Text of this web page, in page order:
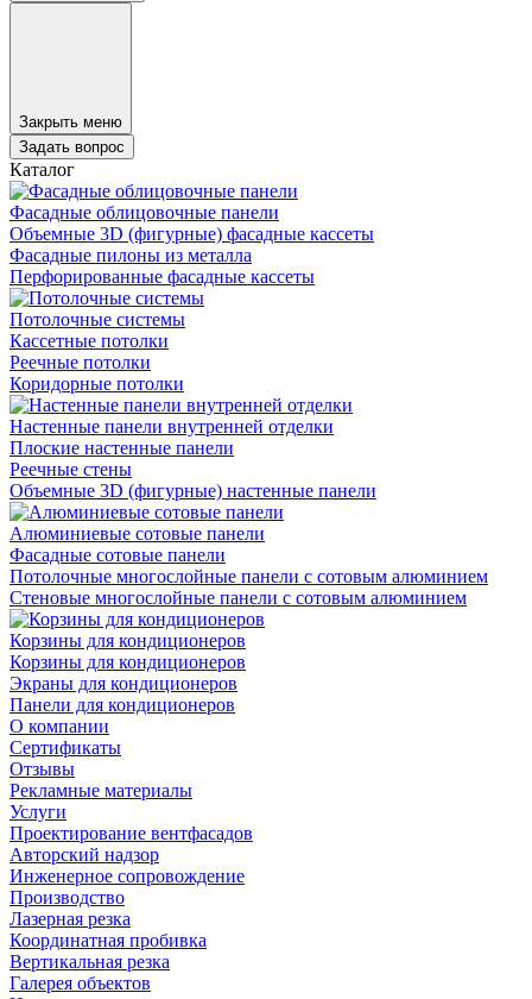
Закрыть меню
Задать вопрос
Каталог
Фасадные облицовочные панели
Объемные 3D (фигурные) фасадные кассеты
Фасадные пилоны из металла
Перфорированные фасадные кассеты
Потолочные системы
Кассетные потолки
Реечные потолки
Коридорные потолки
Настенные панели внутренней отделки
Плоские настенные панели
Реечные стены
Объемные 3D (фигурные) настенные панели
Алюминиевые сотовые панели
Фасадные сотовые панели
Потолочные многослойные панели с сотовым алюминием
Стеновые многослойные панели с сотовым алюминием
Корзины для кондиционеров
Корзины для кондиционеров
Экраны для кондиционеров
Панели для кондиционеров
О компании
Сертификаты
Отзывы
Рекламные материалы
Услуги
Проектирование вентфасадов
Авторский надзор
Инженерное сопровождение
Производство
Лазерная резка
Координатная пробивка
Вертикальная резка
Галерея объектов